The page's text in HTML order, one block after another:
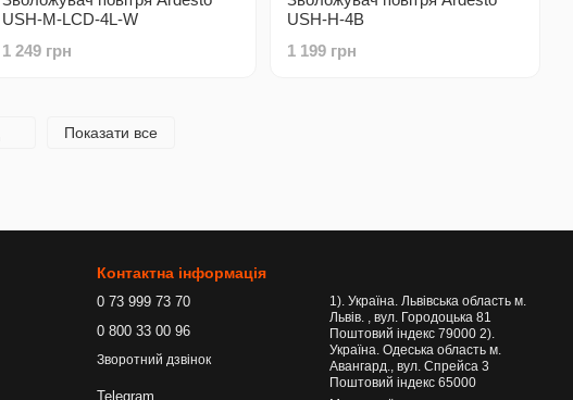
USH-M-LCD-4L-W
1 249 грн
USH-H-4B
1 199 грн
Показати все
Контактна інформація
0 73 999 73 70
0 800 33 00 96
Зворотний дзвінок
Telegram
1). Україна. Львівська область м.
Львів. , вул. Городоцька 81
Поштовий індекс 79000 2).
Україна. Одеська область м.
Авангард., вул. Спрейса 3
Поштовий індекс 65000